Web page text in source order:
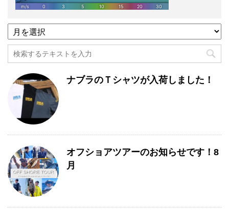
過
去
記
事
別
ナブラのＴシャツが入荷しました！
オフショアツアーのお知らせです！8
月